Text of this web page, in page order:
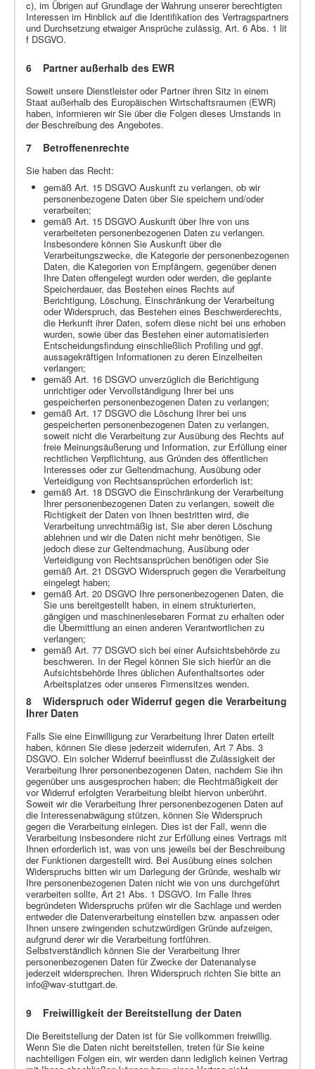
c), im Übrigen auf Grundlage der Wahrung unserer berechtigten
Interessen im Hinblick auf die Identifikation des Vertragspartners
und Durchsetzung etwaiger Ansprüche zulässig, Art. 6 Abs. 1 lit
f DSGVO.
6 Partner außerhalb des EWR
Soweit unsere Dienstleister oder Partner ihren Sitz in einem
Staat außerhalb des Europäischen Wirtschaftsraumen (EWR)
haben, informieren wir Sie über die Folgen dieses Umstands in
der Beschreibung des Angebotes.
7 Betroffenenrechte
Sie haben das Recht:
gemäß Art. 15 DSGVO Auskunft zu verlangen, ob wir
personenbezogene Daten über Sie speichern und/oder
verarbeiten;
gemäß Art. 15 DSGVO Auskunft über Ihre von uns
verarbeiteten personenbezogenen Daten zu verlangen.
Insbesondere können Sie Auskunft über die
Verarbeitungszwecke, die Kategorie der personenbezogenen
Daten, die Kategorien von Empfängern, gegenüber denen
Ihre Daten offengelegt wurden oder werden, die geplante
Speicherdauer, das Bestehen eines Rechts auf
Berichtigung, Löschung, Einschränkung der Verarbeitung
oder Widerspruch, das Bestehen eines Beschwerderechts,
die Herkunft ihrer Daten, sofern diese nicht bei uns erhoben
wurden, sowie über das Bestehen einer automatisierten
Entscheidungsfindung einschließlich Profiling und ggf.
aussagekräftigen Informationen zu deren Einzelheiten
verlangen;
gemäß Art. 16 DSGVO unverzüglich die Berichtigung
unrichtiger oder Vervollständigung Ihrer bei uns
gespeicherten personenbezogenen Daten zu verlangen;
gemäß Art. 17 DSGVO die Löschung Ihrer bei uns
gespeicherten personenbezogenen Daten zu verlangen,
soweit nicht die Verarbeitung zur Ausübung des Rechts auf
freie Meinungsäußerung und Information, zur Erfüllung einer
rechtlichen Verpflichtung, aus Gründen des öffentlichen
Interesses oder zur Geltendmachung, Ausübung oder
Verteidigung von Rechtsansprüchen erforderlich ist;
gemäß Art. 18 DSGVO die Einschränkung der Verarbeitung
Ihrer personenbezogenen Daten zu verlangen, soweit die
Richtigkeit der Daten von Ihnen bestritten wird, die
Verarbeitung unrechtmäßig ist, Sie aber deren Löschung
ablehnen und wir die Daten nicht mehr benötigen, Sie
jedoch diese zur Geltendmachung, Ausübung oder
Verteidigung von Rechtsansprüchen benötigen oder Sie
gemäß Art. 21 DSGVO Widerspruch gegen die Verarbeitung
eingelegt haben;
gemäß Art. 20 DSGVO Ihre personenbezogenen Daten, die
Sie uns bereitgestellt haben, in einem strukturierten,
gängigen und maschinenlesebaren Format zu erhalten oder
die Übermittlung an einen anderen Verantwortlichen zu
verlangen;
gemäß Art. 77 DSGVO sich bei einer Aufsichtsbehörde zu
beschweren. In der Regel können Sie sich hierfür an die
Aufsichtsbehörde Ihres üblichen Aufenthaltsortes oder
Arbeitsplatzes oder unseres Firmensitzes wenden.
8 Widerspruch oder Widerruf gegen die Verarbeitung
Ihrer Daten
Falls Sie eine Einwilligung zur Verarbeitung Ihrer Daten erteilt
haben, können Sie diese jederzeit widerrufen, Art 7 Abs. 3
DSGVO. Ein solcher Widerruf beeinflusst die Zulässigkeit der
Verarbeitung Ihrer personenbezogenen Daten, nachdem Sie ihn
gegenüber uns ausgesprochen haben; die Rechtmäßigkeit der
vor Widerruf erfolgten Verarbeitung bleibt hiervon unberührt.
Soweit wir die Verarbeitung Ihrer personenbezogenen Daten auf
die Interessenabwägung stützen, können Sie Widerspruch
gegen die Verarbeitung einlegen. Dies ist der Fall, wenn die
Verarbeitung insbesondere nicht zur Erfüllung eines Vertrags mit
Ihnen erforderlich ist, was von uns jeweils bei der Beschreibung
der Funktionen dargestellt wird. Bei Ausübung eines solchen
Widerspruchs bitten wir um Darlegung der Gründe, weshalb wir
Ihre personenbezogenen Daten nicht wie von uns durchgeführt
verarbeiten sollte, Art 21 Abs. 1 DSGVO. Im Falle Ihres
begründeten Widerspruchs prüfen wir die Sachlage und werden
entweder die Datenverarbeitung einstellen bzw. anpassen oder
Ihnen unsere zwingenden schutzwürdigen Gründe aufzeigen,
aufgrund derer wir die Verarbeitung fortführen.
Selbstverständlich können Sie der Verarbeitung Ihrer
personenbezogenen Daten für Zwecke der Datenanalyse
jederzeit widersprechen. Ihren Widerspruch richten Sie bitte an
info@wav-stuttgart.de.
9 Freiwilligkeit der Bereitstellung der Daten
Die Bereitstellung der Daten ist für Sie vollkommen freiwillig.
Wenn Sie die Daten nicht bereitstellen, treten für Sie keine
nachteiligen Folgen ein, wir werden dann lediglich keinen Vertrag